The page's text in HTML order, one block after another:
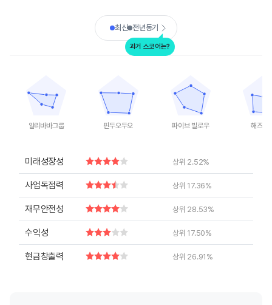
End of interactive chart.
최신 전년동기
과거 스코어는?
The chart has 1 X axis displaying categories.
The chart has 1 Y axis displaying values. Data ranges from 20
알리바바그룹
The chart has 1 X axis displaying categories.
The chart has 1 Y axis displaying values.
핀두오두오
파이브 빌로우
The chart has 1 X axis
The chart has 1 Y axis
파이브 빌로우
The
해즈브
미래성장성 상위 2.52%
사업독점력 상위 17.36%
재무안전성 상위 28.53%
수익성 상위 17.50%
현금창출력 상위 26.91%